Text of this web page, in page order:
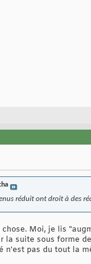
réduit ont droit à des
chose. Moi, je lis
la suite sous forme
n'est pas du tout la